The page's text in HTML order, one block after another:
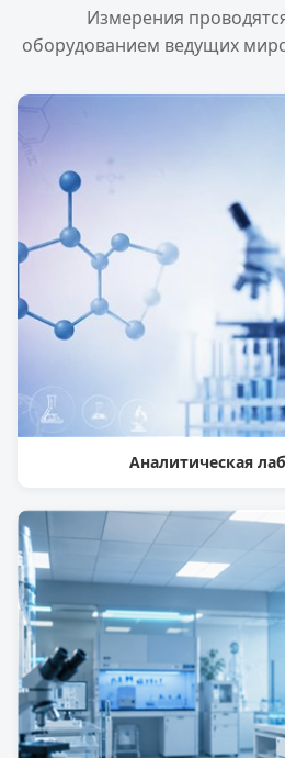
Измерения
оборудованием ведущих
Аналитическая